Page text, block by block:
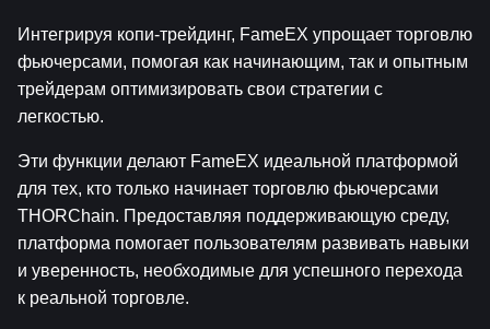
Интегрируя копи-трейдинг, FameEX упрощает торговлю
фьючерсами, помогая как начинающим, так и опытным
трейдерам оптимизировать свои стратегии с
легкостью.
Эти функции делают FameEX идеальной платформой
для тех, кто только начинает торговлю фьючерсами
THORChain. Предоставляя поддерживающую среду,
платформа помогает пользователям развивать навыки
и уверенность, необходимые для успешного перехода
к реальной торговле.